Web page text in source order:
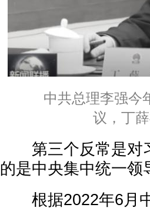
中共总理李强今
议，丁
第三个反常是对
的是中央集中统一领
根据2022年6月中